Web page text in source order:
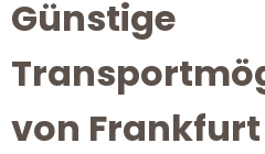
Günstige
von